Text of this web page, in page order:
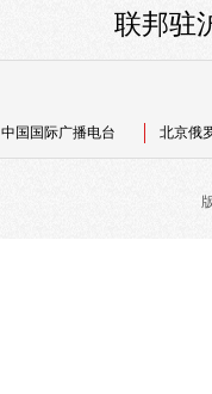
联邦驻
中国国际广播电台 北京俄